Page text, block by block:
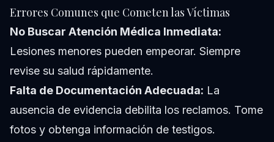
Errores Comunes que Cometen las Víctimas
No Buscar Atención Médica Inmediata:
Lesiones menores pueden empeorar. Siempre
revise su salud rápidamente.
Falta de Documentación Adecuada: La
ausencia de evidencia debilita los reclamos. Tome
fotos y obtenga información de testigos.